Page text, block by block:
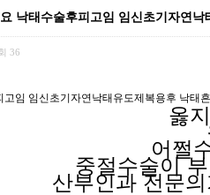
낙태수술후피고임 임신초기자연
36
임 임신초기자연낙태유도제복용후 낙태
옳
어쩔
중절수술이
산부인과 전문